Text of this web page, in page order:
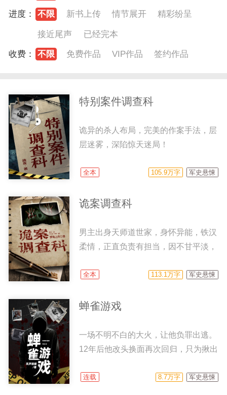
进度：
不限 新书上传 情节展开
精彩纷呈
接近尾声
已经完本
收费：
不限 免费作品 VIP作品 签约作品
特别案件调查科
诡异的杀人布局，完美的作案手法，层
层迷雾，深陷惊天迷局！
全本 105.9万字 军史悬悚
诡案调查科
男主出身天师道世家，身怀异能，铁汉
柔情，正直负责有担当，因不甘平淡，
出不穷，试看硬汉神探和诡案调查科如
全本 113.1万字 军史悬悚
蝉雀游戏
一场不明不白的大火，让他负罪出逃。
12年后他改头换面再次回归，只为揪出
一天就命犯桃花，童年时曾救助过自己
连载 8.7万字 军史悬悚